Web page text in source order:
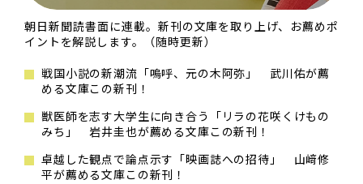
朝日新聞読書面に連載。新刊の文庫を取り上げ、お薦めポ
イントを解説します。（随時更新）
戦国小説の新潮流「嗚呼、元の木阿弥」 武川佑が薦
める文庫この新刊！
獣医師を志す大学生に向き合う「リラの花咲くけもの
みち」 岩井圭也が薦める文庫この新刊！
卓越した観点で論点示す「映画誌への招待」 山﨑修
平が薦める文庫この新刊！